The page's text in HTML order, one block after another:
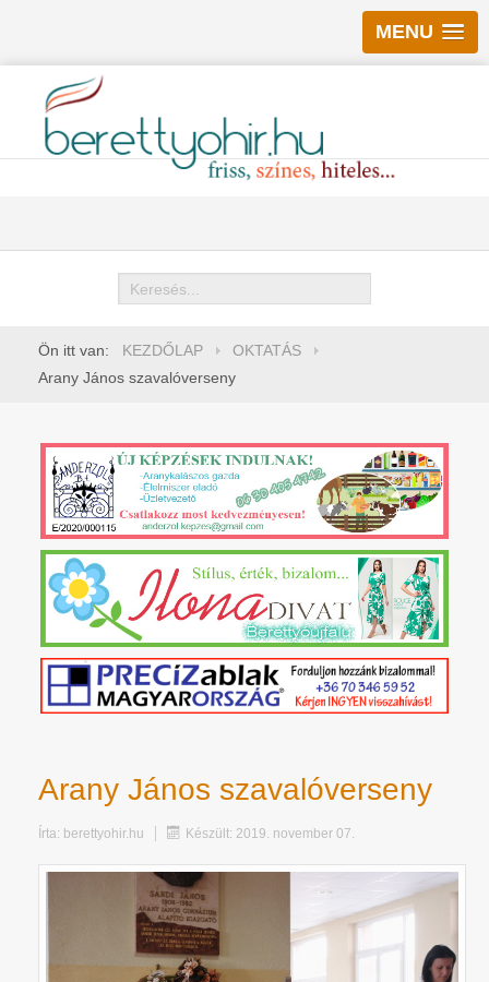
MENU
Keresés
Ön itt van: KEZDŐLAP
OKTATÁS
Arany János szavalóverseny
Arany János szavalóverseny
Írta: berettyohir.hu Készült: 2019. november 07.